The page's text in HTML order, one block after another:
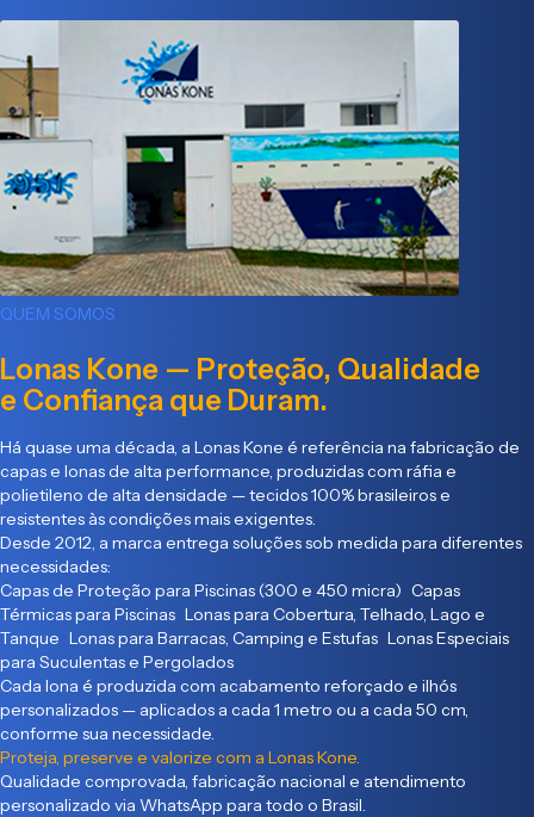
QUEM SOMOS
Lonas Kone — Proteção, Qualidade
e Confiança que Duram.
Há quase uma década, a Lonas Kone é referência na fabricação de
capas e lonas de alta performance, produzidas com ráfia e
polietileno de alta densidade — tecidos 100% brasileiros e
resistentes às condições mais exigentes.
Desde 2012, a marca entrega soluções sob medida para diferentes
necessidades:
Capas de Proteção para Piscinas (300 e 450 micra) Capas
Térmicas para Piscinas Lonas para Cobertura, Telhado, Lago e
Tanque Lonas para Barracas, Camping e Estufas Lonas Especiais
para Suculentas e Pergolados
Cada lona é produzida com acabamento reforçado e ilhós
personalizados — aplicados a cada 1 metro ou a cada 50 cm,
conforme sua necessidade.
Proteja, preserve e valorize com a Lonas Kone.
Qualidade comprovada, fabricação nacional e atendimento
personalizado via WhatsApp para todo o Brasil.